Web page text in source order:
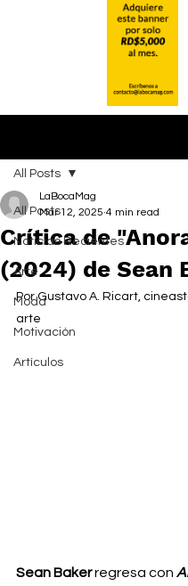
All Posts
Noticias Recientes
Arte
Moda
Motivación
Artículos
All Posts
Crítica de
(2024) de Sean
LaBocaMag
Mar 12, 2025 4 min read
Por Gustavo A. Ricart,
arte
Sean Baker regresa con